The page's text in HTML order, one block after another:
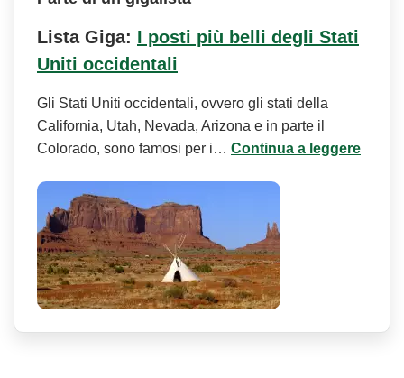
Lista Giga: I posti più belli degli Stati
Uniti occidentali
Gli Stati Uniti occidentali, ovvero gli stati della
California, Utah, Nevada, Arizona e in parte il
Colorado, sono famosi per i… Continua a leggere